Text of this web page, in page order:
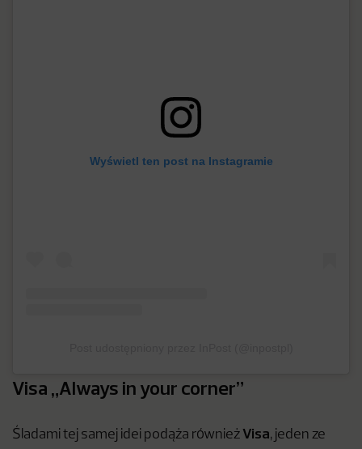
Wyświetl ten post na Instagramie
Visa „Always in your corner”
Śladami tej samej idei podąża również Visa, jeden ze